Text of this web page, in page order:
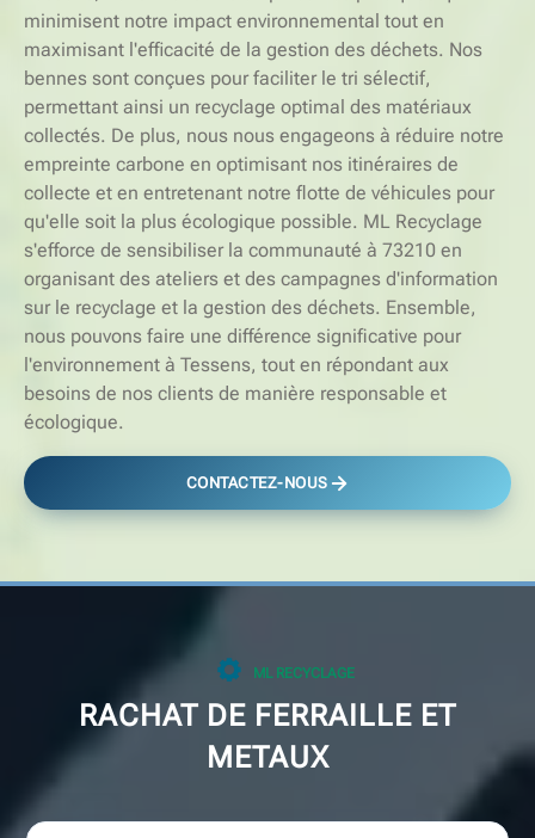
minimisent notre impact environnemental tout en
maximisant l'efficacité de la gestion des déchets. Nos
bennes sont conçues pour faciliter le tri sélectif,
permettant ainsi un recyclage optimal des matériaux
collectés. De plus, nous nous engageons à réduire notre
empreinte carbone en optimisant nos itinéraires de
collecte et en entretenant notre flotte de véhicules pour
qu'elle soit la plus écologique possible. ML Recyclage
s'efforce de sensibiliser la communauté à 73210 en
organisant des ateliers et des campagnes d'information
sur le recyclage et la gestion des déchets. Ensemble,
nous pouvons faire une différence significative pour
l'environnement à Tessens, tout en répondant aux
besoins de nos clients de manière responsable et
écologique.
CONTACTEZ-NOUS
ML RECYCLAGE
RACHAT DE FERRAILLE ET
METAUX